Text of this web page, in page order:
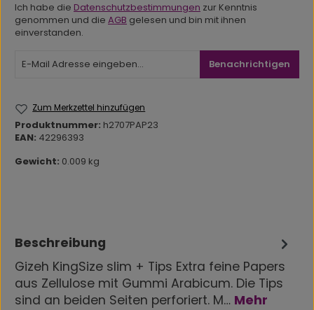
Ich habe die Datenschutzbestimmungen zur Kenntnis
genommen und die AGB gelesen und bin mit ihnen
einverstanden.
Benachrichtigen
Zum Merkzettel hinzufügen
Produktnummer: h2707PAP23
EAN: 42296393
Gewicht: 0.009 kg
Beschreibung
Gizeh KingSize slim + Tips Extra feine Papers
aus Zellulose mit Gummi Arabicum. Die Tips
sind an beiden Seiten perforiert. M… Mehr